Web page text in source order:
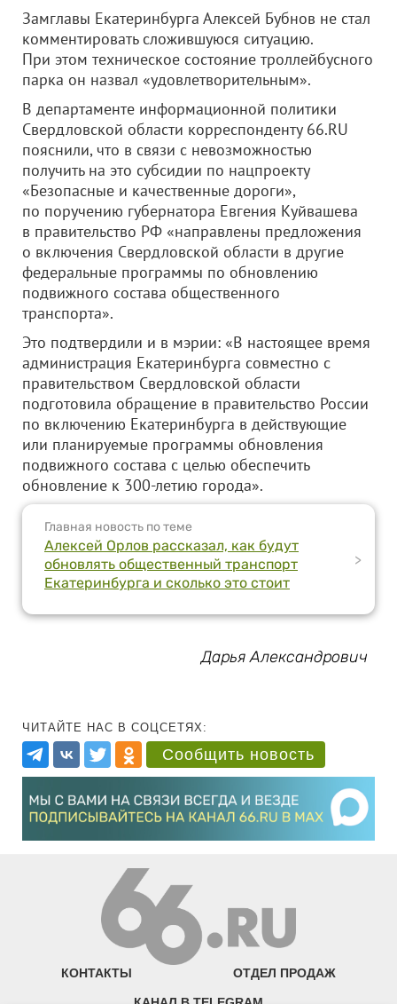
Замглавы Екатеринбурга Алексей Бубнов не стал
комментировать сложившуюся ситуацию.
При этом техническое состояние троллейбусного
парка он назвал «удовлетворительным».
В департаменте информационной политики
Свердловской области корреспонденту 66.RU
пояснили, что в связи с невозможностью
получить на это субсидии по нацпроекту
«Безопасные и качественные дороги»,
по поручению губернатора Евгения Куйвашева
в правительство РФ «направлены предложения
о включения Свердловской области в другие
федеральные программы по обновлению
подвижного состава общественного
транспорта».
Это подтвердили и в мэрии: «В настоящее время
администрация Екатеринбурга совместно с
правительством Свердловской области
подготовила обращение в правительство России
по включению Екатеринбурга в действующие
или планируемые программы обновления
подвижного состава с целью обеспечить
обновление к 300-летию города».
Главная новость по теме
Алексей Орлов рассказал, как будут
обновлять общественный транспорт
Екатеринбурга и сколько это стоит
>
Дарья Александрович
ЧИТАЙТЕ НАС В СОЦСЕТЯХ:
Сообщить новость
КОНТАКТЫ ОТДЕЛ ПРОДАЖ